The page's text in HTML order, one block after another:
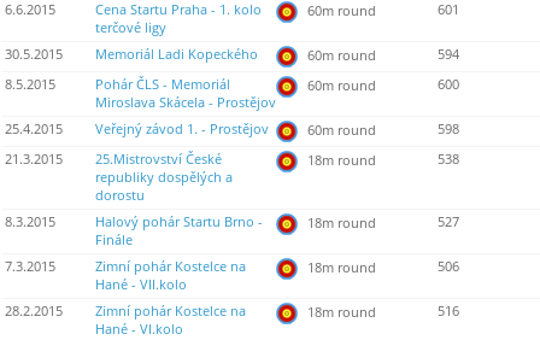
6.6.2015
Cena Startu Praha - 1. kolo
terčové ligy
60m round 601
30.5.2015 Memoriál Ladi Kopeckého 60m round
594
8.5.2015
Pohár ČLS - Memoriál
Miroslava Skácela - Prostějov
60m round 600
25.4.2015 Veřejný závod 1. - Prostějov 60m round
598
21.3.2015
25.Mistrovství České
republiky dospělých a
dorostu
18m round 538
8.3.2015
Halový pohár Startu Brno -
Finále
18m round 527
7.3.2015
Zimní pohár Kostelce na
Hané - VII.kolo
18m round 506
28.2.2015
Zimní pohár Kostelce na
Hané - VI.kolo
18m round 516